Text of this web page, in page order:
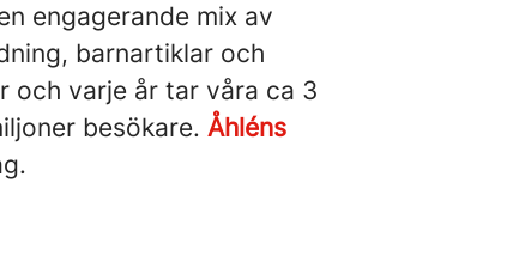
engagerande mix av
barnartiklar och
och varje år tar våra ca 3
besökare. Åhléns